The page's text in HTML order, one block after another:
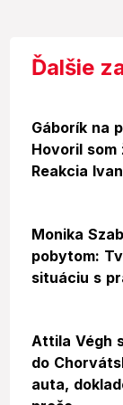
Ďalšie
Gáborík na
Hovoril som
Reakcia
Video
Monika
pobytom:
situáciu s
Video
Attila Végh
do
auta,